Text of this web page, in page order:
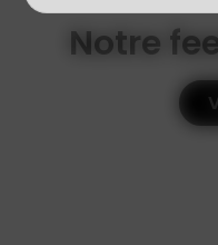
Notre